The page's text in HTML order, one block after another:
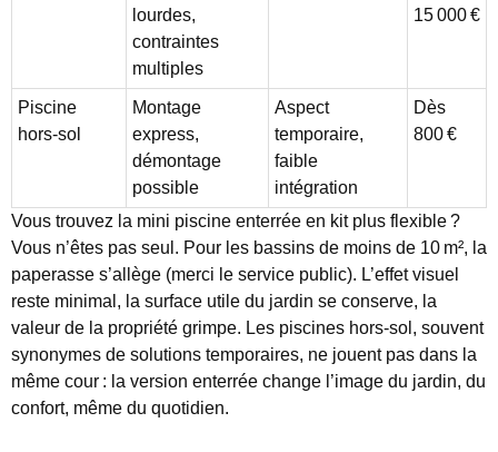
lourdes,
contraintes
multiples
15 000 €
Piscine
hors-sol
Montage
express,
démontage
possible
Aspect
temporaire,
faible
intégration
Dès
800 €
Vous trouvez la mini piscine enterrée en kit plus flexible ?
Vous n’êtes pas seul. Pour les bassins de moins de 10 m², la
paperasse s’allège (merci le service public). L’effet visuel
reste minimal, la surface utile du jardin se conserve, la
valeur de la propriété grimpe. Les piscines hors-sol, souvent
synonymes de solutions temporaires, ne jouent pas dans la
même cour : la version enterrée change l’image du jardin, du
confort, même du quotidien.